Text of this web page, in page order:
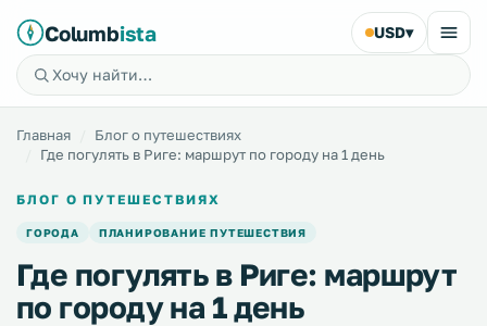
Columbista USD▾
Главная
Блог о путешествиях
Где погулять в Риге: маршрут по городу на 1 день
БЛОГ О ПУТЕШЕСТВИЯХ
ГОРОДА ПЛАНИРОВАНИЕ ПУТЕШЕСТВИЯ
Где погулять в Риге: маршрут
по городу на 1 день